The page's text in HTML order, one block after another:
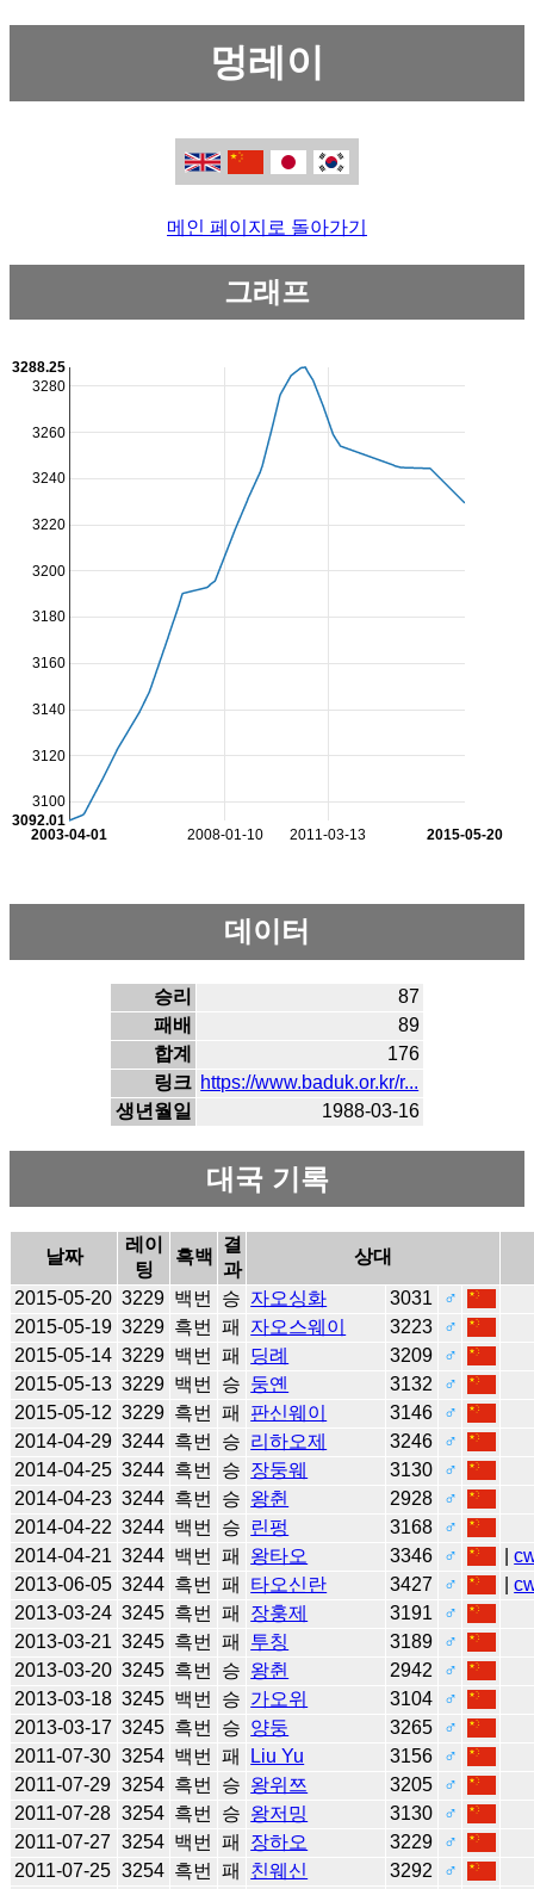
멍레이
메인 페이지로 돌아가기
그래프
2008-01-10 2011-03-13
2003-04-01 2015-05-20
3100
3120
3140
3160
3180
3200
3220
3240
3260
3280
3092.01
3288.25
데이터
승리
87
패배
89
합계
176
링크 https://www.baduk.or.kr/r...
생년월일
1988-03-16
대국 기록
날짜
레이
팅
흑백
결
과
상대
2015-05-20 3229 백번 승 자오싱화 3031
♂
2015-05-19 3229 흑번 패 자오스웨이 3223
♂
2015-05-14 3229 백번 패 딩례 3209
♂
2015-05-13 3229 백번 승 둥옌 3132
♂
2015-05-12 3229 흑번 패 판신웨이 3146
♂
2014-04-29 3244 흑번 승 리하오제 3246
♂
2014-04-25 3244 흑번 승 장둥웨 3130
♂
2014-04-23 3244 흑번 승 왕췬 2928
♂
2014-04-22 3244 백번 승 린펑 3168
♂
2014-04-21 3244 백번 패 왕타오 3346 ♂ |
2013-06-05 3244 흑번 패 타오신란 3427 ♂ |
2013-03-24 3245 흑번 패 장훙제 3191
♂
2013-03-21 3245 흑번 패 투칭 3189
♂
2013-03-20 3245 흑번 승 왕췬 2942
♂
2013-03-18 3245 백번 승 가오위 3104
♂
2013-03-17 3245 흑번 승 양둥 3265
♂
2011-07-30 3254 백번 패 Liu Yu 3156
♂
2011-07-29 3254 흑번 승 왕위쯔 3205
♂
2011-07-28 3254 흑번 승 왕저밍 3130
♂
2011-07-27 3254 백번 패 장하오 3229
♂
2011-07-25 3254 흑번 패 친웨신 3292
♂